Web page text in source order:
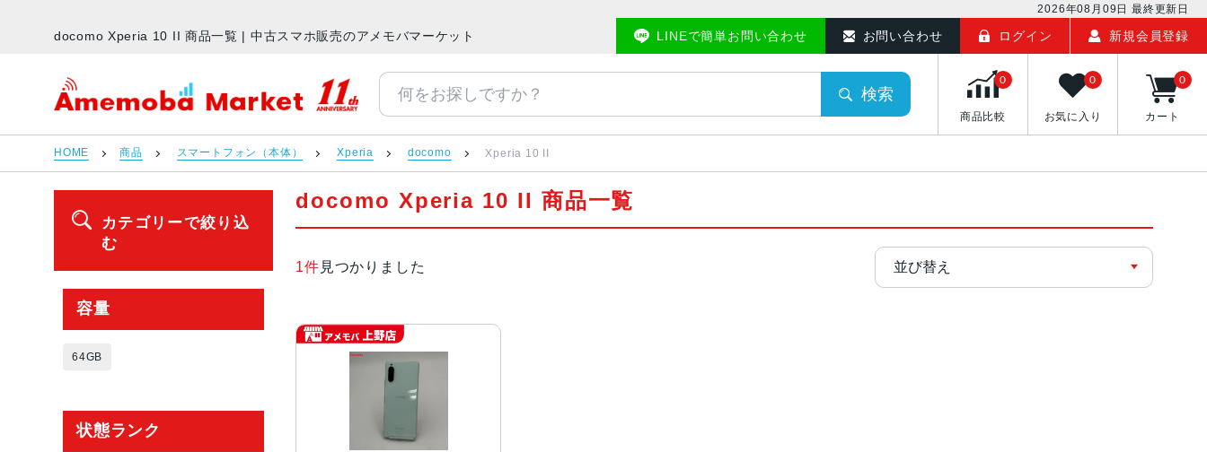
2026年08月09日 最終更新日
docomo Xperia 10 II 商品一覧 | 中古スマホ販売のアメモバマーケット LINEで簡単お問い合わせ お問い合わせ ログイン 新規会員登録
アメモバマーケット
検索
商品比較
0
お気に入り
0
カート
0
HOME 商品 スマートフォン（本体） Xperia docomo Xperia 10 II
カテゴリーで絞り込
む
容量
64GB
状態ランク
docomo Xperia 10 II 商品一覧
1件 見つかりました